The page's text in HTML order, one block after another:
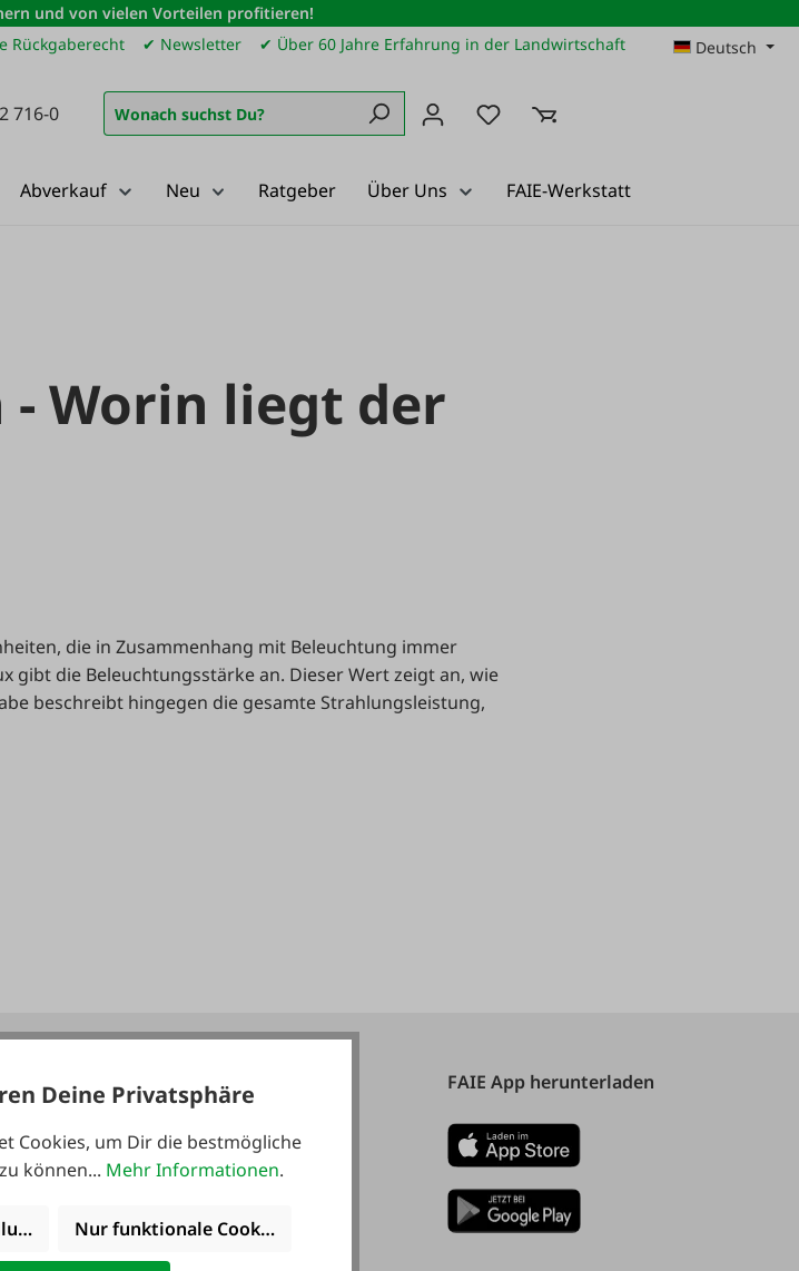
und von vielen Vorteilen profitieren!
Rückgaberecht ✔ Newsletter ✔ Über 60 Jahre Erfahrung in der Landwirtschaft Deutsch
716-0 Du hast 0 Produkte auf dem
Abverkauf Neu Ratgeber Über Uns FAIE-Werkstatt
- Worin liegt der
die in Zusammenhang mit Beleuchtung immer
gibt die Beleuchtungsstärke an. Dieser Wert zeigt an, wie
beschreibt hingegen die gesamte Strahlungsleistung,
Kataloge FAIE App herunterladen
Deine Privatsphäre
Cookies, um Dir die bestmögliche
können... Mehr Informationen.
Nur funktionale Cookies akzeptieren